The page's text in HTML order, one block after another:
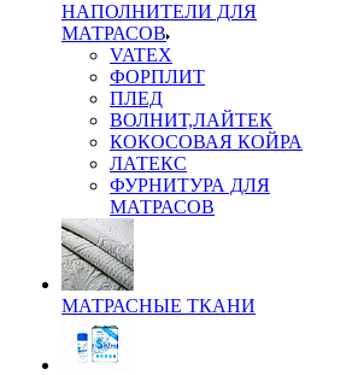
НАПОЛНИТЕЛИ ДЛЯ
МАТРАСОВ
VATEX
ФОРПЛИТ
ПЛЕД
ВОЛНИТ,ЛАЙТЕК
КОКОСОВАЯ КОЙРА
ЛАТЕКС
ФУРНИТУРА ДЛЯ
МАТРАСОВ
МАТРАСНЫЕ ТКАНИ